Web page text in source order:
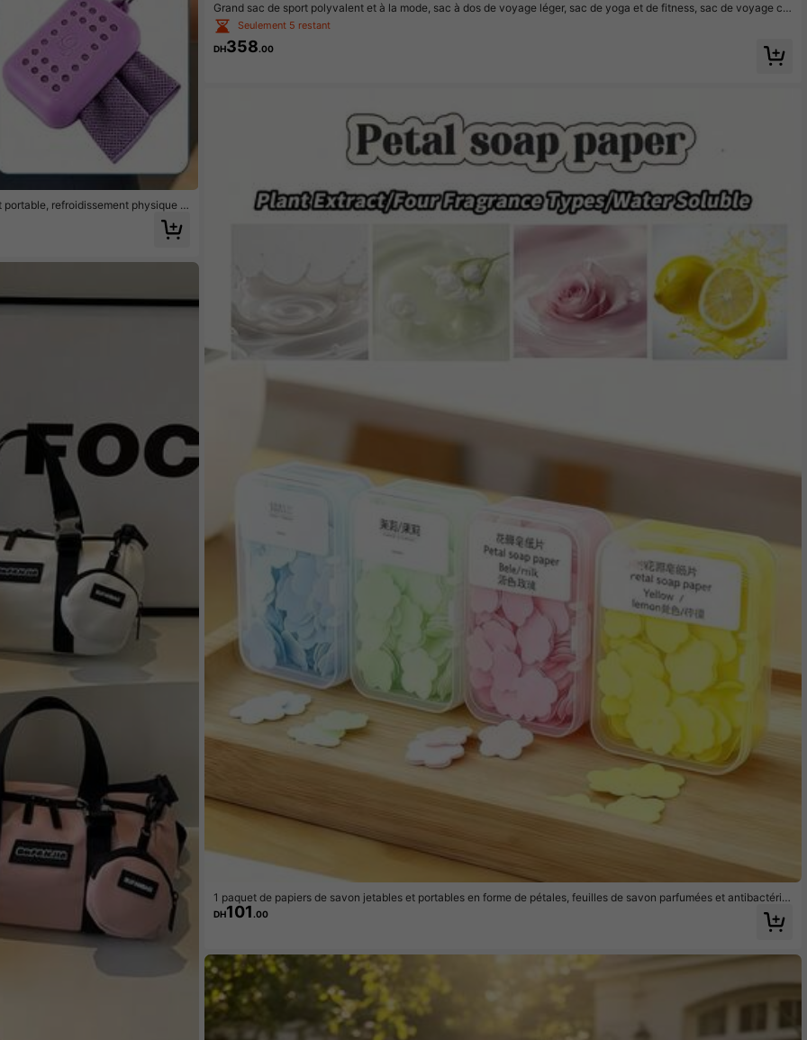
refroidissement physique r
glace ultra-fine + absorbante anti
Grand sac de sport polyvalent et à la mode, sac à dos de voyage léger, sac de yoga et de fitness, sac de voyage co
urt, pochette de rangement, sac de gym cylindrique
Seulement 5 restant
DH358.00
1 paquet de papiers de savon jetables et portables en forme de pétales, feuilles de savon parfumées et antibactérie
nnes mini, 4 parfums dérivés de plantes, mousse riche pour un nettoyage pratique
DH101 .00